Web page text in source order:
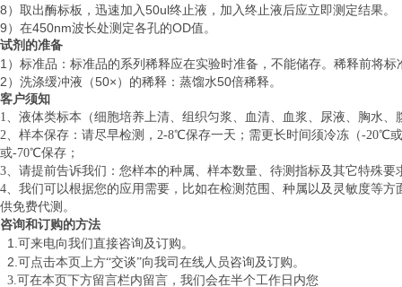
8）取出酶标板，迅速加入50ul终止液，加入终止液后应立即测定结果。
9）在450nm波长处测定各孔的OD值。
试剂的准备
1）标准品：标准品的系列稀释应在实验时准备，不能储存。稀释前将标
2）洗涤缓冲液（50×）的稀释：蒸馏水50倍稀释。
客户须知
1、液体类标本（细胞培养上清、组织匀浆、血清、血浆、尿液、胸水、
2、样本保存：请尽早检测，2-8℃保存一天；需更长时间须冷冻（-
或-70℃保存；
3、请提前告诉我们：您样本的种属、样本数量、待测指标及其它特殊要
4、我们可以根据您的应用需要，比如在检测范围、种属以及灵敏度等
供免费代测。
咨询和订购的方法
1. 可来电向我们直接咨询及订购。
2. 可点击本页上方“交谈”向我司在线人员咨询及订购。
3.可在本页下方留言栏内留言，我们会在半个工作日内您